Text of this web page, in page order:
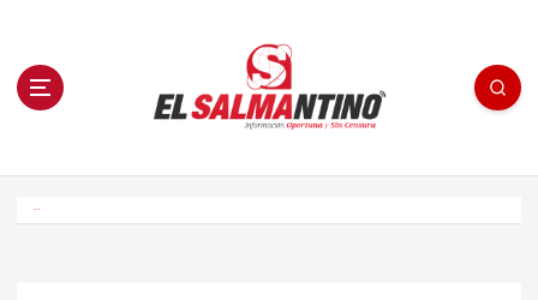
n El Salmantino - medios/noticias/editorial